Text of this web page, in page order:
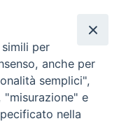
per
anche per
semplici",
"misurazione" e
nella